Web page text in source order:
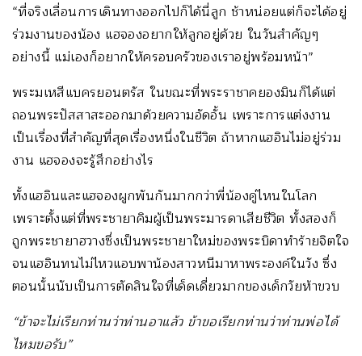
“ที่จริงเลื่อนการเดินทางออกไปก็ได้นี่ลูก ช้าหน่อยแต่ก็จะได้อยู่
ร่วมงานของน้อง แฮจองอยากให้ลูกอยู่ด้วย ในวันสำคัญๆ
อย่างนี้ แม่เองก็อยากให้ครอบครัวของเราอยู่พร้อมหน้า”
พระมเหสีแบครยอนตรัส ในขณะที่พระราชาคยองมินก็ได้แต่
ถอนพระปัสสาสะออกมาด้วยความอัดอั้น เพราะการแต่งงาน
เป็นเรื่องที่สำคัญที่สุดเรื่องหนึ่งในชีวิต ถ้าหากแฮอินไม่อยู่ร่วม
งาน แฮจองจะรู้สึกอย่างไร
ทั้งแฮอินและแฮจองผูกพันกันมากกว่าพี่น้องคู่ไหนในโลก
เพราะตั้งแต่ที่พระชายาคิมผู้เป็นพระมารดาเสียชีวิต ทั้งสองก็
ถูกพระชายาฮวางซึ่งเป็นพระชายาใหม่ของพระบิดาทำร้ายจิตใจ
จนแฮอินทนไม่ไหวแอบพาน้องสาวหนีมาหาพระองค์ในวัง ซึ่ง
ตอนนั้นนับเป็นการตัดสินใจที่เด็ดเดี่ยวมากของเด็กวัยห้าขวบ
“ข้าจะไม่เรียกท่านว่าท่านอาแล้ว ข้าขอเรียกท่านว่าท่านพ่อได้
ไหมขอรับ”